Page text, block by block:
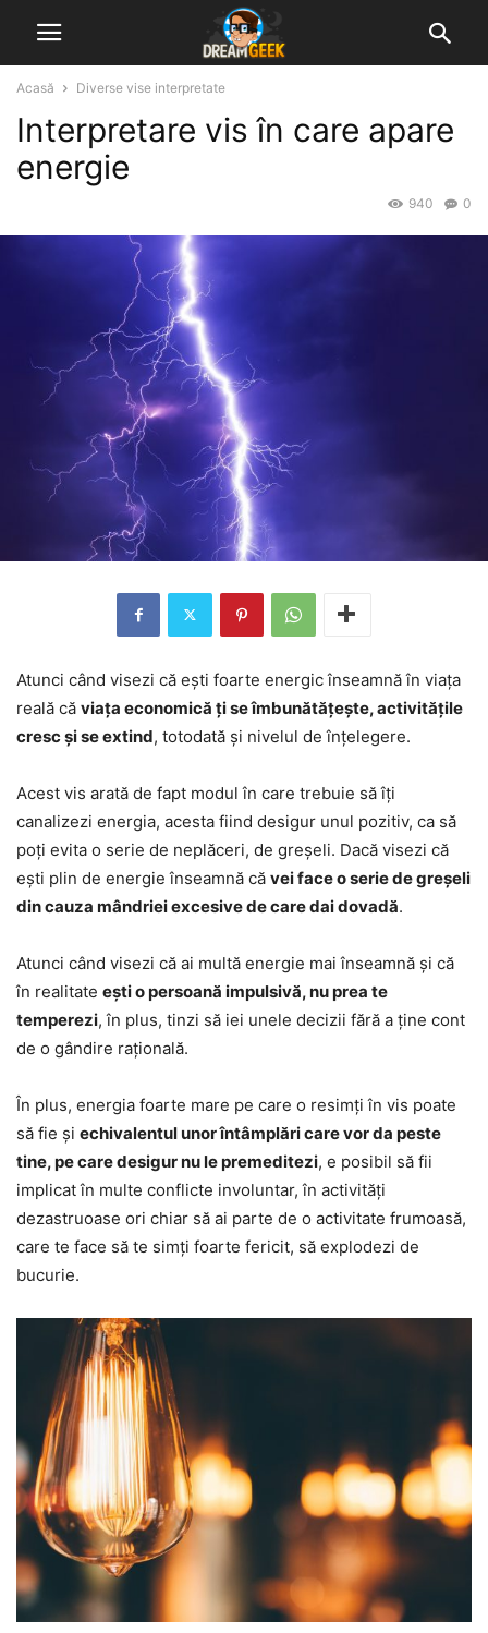
Acasă Diverse vise interpretate
Interpretare vis în care apare
energie
0
940
Atunci când visezi că ești foarte energic înseamnă în viața
reală că viața economică ți se îmbunătățește, activitățile
cresc și se extind, totodată și nivelul de înțelegere.
Acest vis arată de fapt modul în care trebuie să îți
canalizezi energia, acesta fiind desigur unul pozitiv, ca să
poți evita o serie de neplăceri, de greșeli. Dacă visezi că
ești plin de energie înseamnă că vei face o serie de greșeli
din cauza mândriei excesive de care dai dovadă.
Atunci când visezi că ai multă energie mai înseamnă și că
în realitate ești o persoană impulsivă, nu prea te
temperezi, în plus, tinzi să iei unele decizii fără a ține cont
de o gândire rațională.
În plus, energia foarte mare pe care o resimți în vis poate
să fie și echivalentul unor întâmplări care vor da peste
tine, pe care desigur nu le premeditezi, e posibil să fii
implicat în multe conflicte involuntar, în activități
dezastruoase ori chiar să ai parte de o activitate frumoasă,
care te face să te simți foarte fericit, să explodezi de
bucurie.